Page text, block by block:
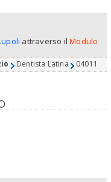
attraverso ilModulo
Dentista Latina 04011